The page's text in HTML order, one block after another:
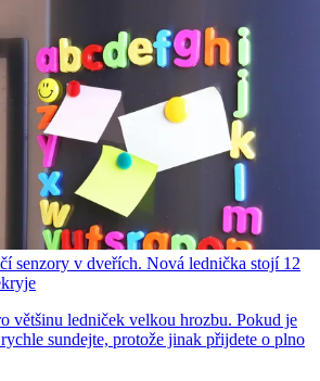
senzory v dveřích. Nová lednička stojí 12
většinu ledniček velkou hrozbu. Pokud je
sundejte, protože jinak přijdete o plno